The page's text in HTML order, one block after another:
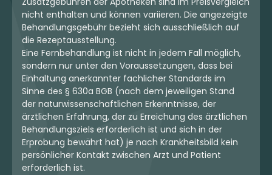
nicht enthalten und können variieren. Die angezeigte
Behandlungsgebühr bezieht sich ausschließlich auf
die Rezeptausstellung.
Eine Fernbehandlung ist nicht in jedem Fall möglich,
sondern nur unter den Voraussetzungen, dass bei
Einhaltung anerkannter fachlicher Standards im
Sinne des § 630a BGB (nach dem jeweiligen Stand
der naturwissenschaftlichen Erkenntnisse, der
ärztlichen Erfahrung, der zu Erreichung des ärztlichen
Behandlungsziels erforderlich ist und sich in der
Erprobung bewährt hat) je nach Krankheitsbild kein
persönlicher Kontakt zwischen Arzt und Patient
erforderlich ist.